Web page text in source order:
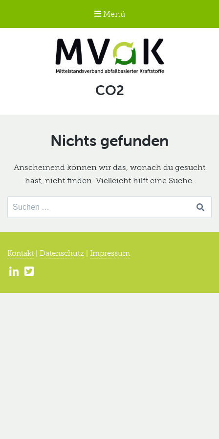
Menü
Mittelstandsverband
abfallbasierter
Schlagwort:
CO2
Nichts gefunden
Anscheinend können wir das, wonach du gesucht
hast, nicht finden. Vielleicht hilft eine Suche.
Suche
nach:
Kontakt Datenschutz Impressum